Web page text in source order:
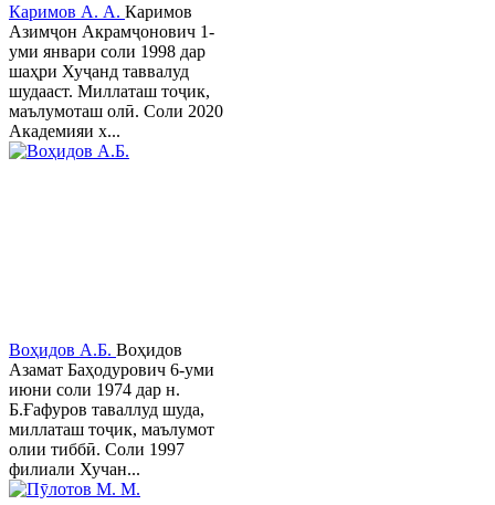
Каримов А. А. Каримов
Азимҷон Акрамҷонович 1-
уми январи соли 1998 дар
шаҳри Хуҷанд таввалуд
шудааст. Миллаташ тоҷик,
маълумоташ олӣ. Соли 2020
Академияи х...
Воҳидов А.Б. Воҳидов
Азамат Баҳодурович 6-уми
июни соли 1974 дар н.
Б.Ғафуров таваллуд шуда,
миллаташ тоҷик, маълумот
олии тиббӣ. Соли 1997
филиали Хучан...